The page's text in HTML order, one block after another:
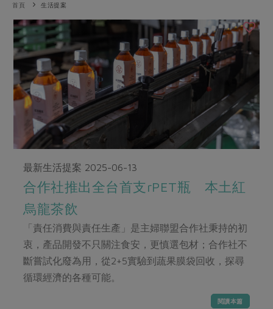
奶蛋豆・五穀
蛋 乳製品
豆製品 米麵雜糧
肉品・水產
畜產肉類
水畜加工品
調理食材・點心
調味醬料/南北貨 烘焙
休閒零嘴
保健食品
居家好物
肉食
海鮮
常備菜
蔬食
蛋料理
料理方式
醬料
湯品．鍋物
漬物
涼拌沙拉
防災用品預購圓滿結束
2026年端午節預購圓滿結束
更多預購活動
當季產品
傳到心坎裡，誠心又澎派
合作25-經典快閃最後一週
合作25-精選產品第四彈
更多當季產品
議題活動
主婦聯盟X樂齡網特約優惠案
30%rPET紅烏龍茶
觀點文章
主婦食堂 一籃菜真心話
社內大小事 合作聯合國
產品故事 生活提案
樂齡生活 親子食育
廚房瑜伽
關注議題
減硝酸鹽
非基改運動 支持本土農糧
廢核運動
減添加物 減塑減廢
公益金 食農教育
更多議題
關於合作社
認識合作社
關於我們
合作社組織
員工與求才
產品檢驗
自主把關
檢驗報告
硝酸鹽檢驗
社員權益
合作社法規
重要公告
首頁 生活提案
最新生活提案 2025-06-13
合作社推出全台首支rPET瓶 本土紅
烏龍茶飲
「責任消費與責任生產」是主婦聯盟合作社秉持的初
衷，產品開發不只關注食安，更慎選包材；合作社不
斷嘗試化廢為用，從2+5實驗到蔬果膜袋回收，探尋
循環經濟的各種可能。
閱讀本篇